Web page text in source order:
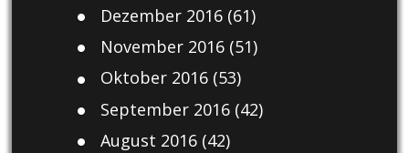
Dezember 2016(61)
November 2016(51)
Oktober 2016(53)
September 2016(42)
August 2016(42)